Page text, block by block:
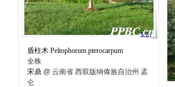
盾柱木 Peltophorum pterocarpum
全株
宋鼎 @ 云南省 西双版纳傣族自治州 孟
仑